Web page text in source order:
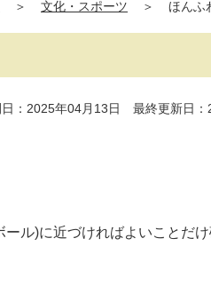
＞ 文化・スポーツ ＞ ほんふ
：2025年04月13日 最終更新日：
ル)に近づければよいことだ